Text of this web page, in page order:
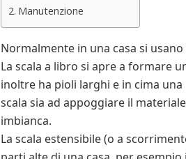
Manutenzione
Normalmente in una casa si
La scala a libro si apre a formare
inoltre ha pioli larghi e in cima
scala sia ad appoggiare il
imbianca.
La scala estensibile (o a